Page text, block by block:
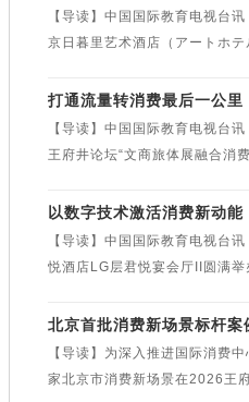
【导读】中国国际教育电视台
京日暮里艺术酒店（アートホ
打通流量转消费最后一公
【导读】中国国际教育电视台
王府井论坛“文商旅体展融合消
以数字技术激活消费新动
【导读】中国国际教育电视台
悦酒店LG层君悦宴会厅II圆满
北京首批消费新场景标杆案
【导读】为深入推进国际消费
家北京市消费新场景在2026王